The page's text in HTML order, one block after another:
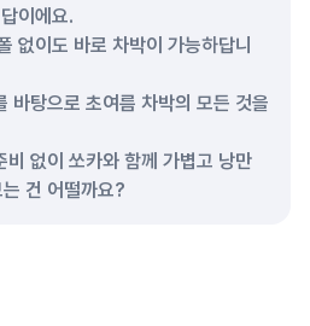
이에요.
없이도 바로 차박이 가능하답니
바탕으로 초여름 차박의 모든 것을
비 없이 쏘카와 함께 가볍고 낭만
건 어떨까요?